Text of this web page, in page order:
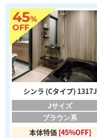
45%
OFF
シンラ (Cタイプ) 1317J
Jサイズ
ブラウン系
本体特価 [45%OFF]